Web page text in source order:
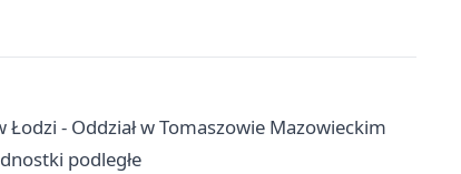
- Oddział w Tomaszowie Mazowieckim
podległe